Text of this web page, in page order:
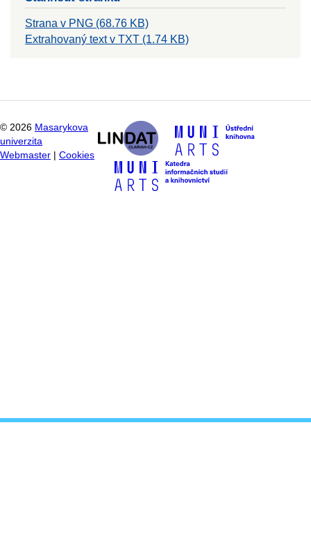
Strana v PNG (68.76 KB)
Extrahovaný text v TXT (1.74 KB)
© 2026 Masarykova
univerzita
Webmaster
Cookies